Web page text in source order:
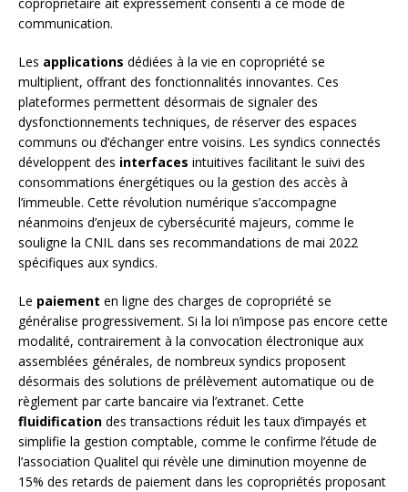
communication.
Les applications dédiées à la vie en copropriété se
multiplient, offrant des fonctionnalités innovantes. Ces
plateformes permettent désormais de signaler des
dysfonctionnements techniques, de réserver des espaces
communs ou d’échanger entre voisins. Les syndics connectés
développent des interfaces intuitives facilitant le suivi des
consommations énergétiques ou la gestion des accès à
l’immeuble. Cette révolution numérique s’accompagne
néanmoins d’enjeux de cybersécurité majeurs, comme le
souligne la CNIL dans ses recommandations de mai 2022
spécifiques aux syndics.
Le paiement en ligne des charges de copropriété se
généralise progressivement. Si la loi n’impose pas encore cette
modalité, contrairement à la convocation électronique aux
assemblées générales, de nombreux syndics proposent
désormais des solutions de prélèvement automatique ou de
règlement par carte bancaire via l’extranet. Cette
fluidification des transactions réduit les taux d’impayés et
simplifie la gestion comptable, comme le confirme l’étude de
l’association Qualitel qui révèle une diminution moyenne de
15% des retards de paiement dans les copropriétés proposant